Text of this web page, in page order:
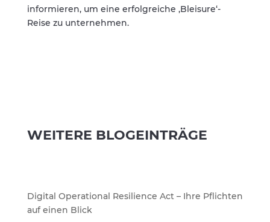
informieren, um eine erfolgreiche ‚Bleisure‘-
Reise zu unternehmen.
WEITERE BLOGEINTRÄGE
Digital Operational Resilience Act – Ihre Pflichten
auf einen Blick